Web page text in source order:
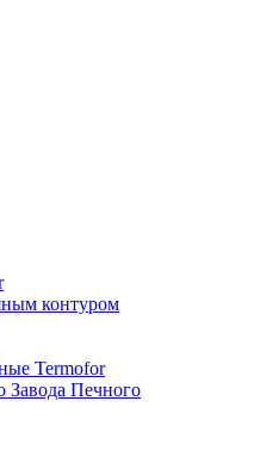
контуром
Termofor
Завода Печного